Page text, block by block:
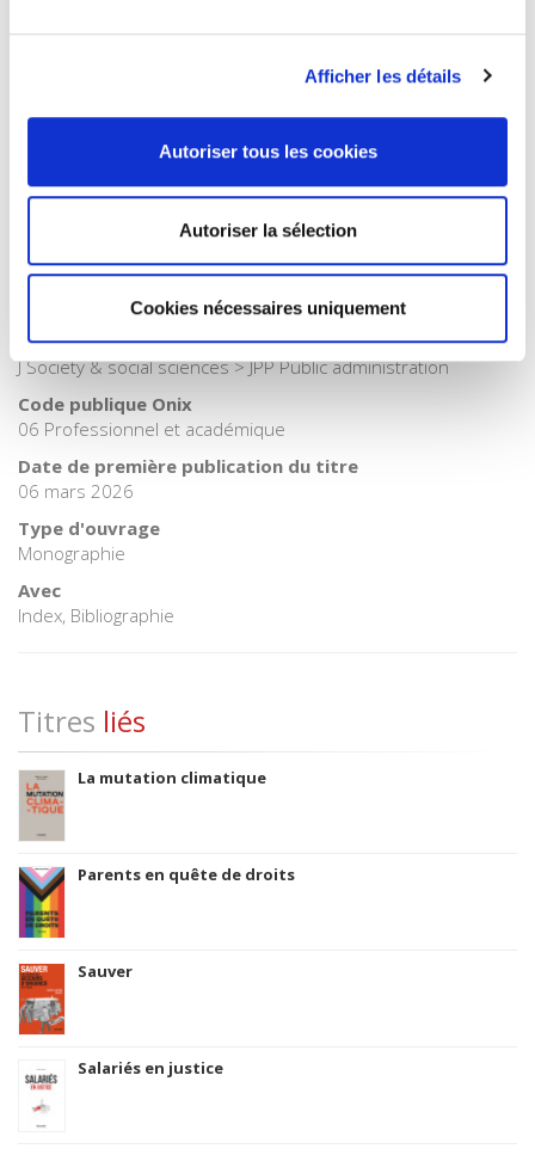
Afficher les détails
Autoriser tous les cookies
Autoriser la sélection
Cookies nécessaires uniquement
Internet Hierarchy>Domaines>Gouvernances
Internet Hierarchy>Développement durable
Catégorie (éditeur)
>Société
SOC000000 SOCIAL SCIENCE > SOC026030 SOCIAL SCIENCE
/ Sociology / Urban
BIC subject category (UK)
J Society & social sciences > JPP Public administration
Code publique Onix
06 Professionnel et académique
Date de première publication du titre
06 mars 2026
Type d'ouvrage
Monographie
Avec
Index, Bibliographie
Titres liés
La mutation climatique
Parents en quête de droits
Sauver
Salariés en justice